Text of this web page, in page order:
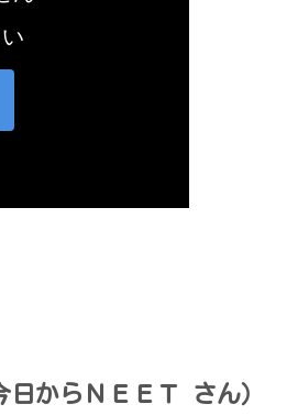
からＮＥＥＴ さん）